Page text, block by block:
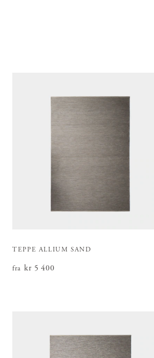
TEPPE ALLIUM SAND
fra Pris :kr 5 400
kr 5 400